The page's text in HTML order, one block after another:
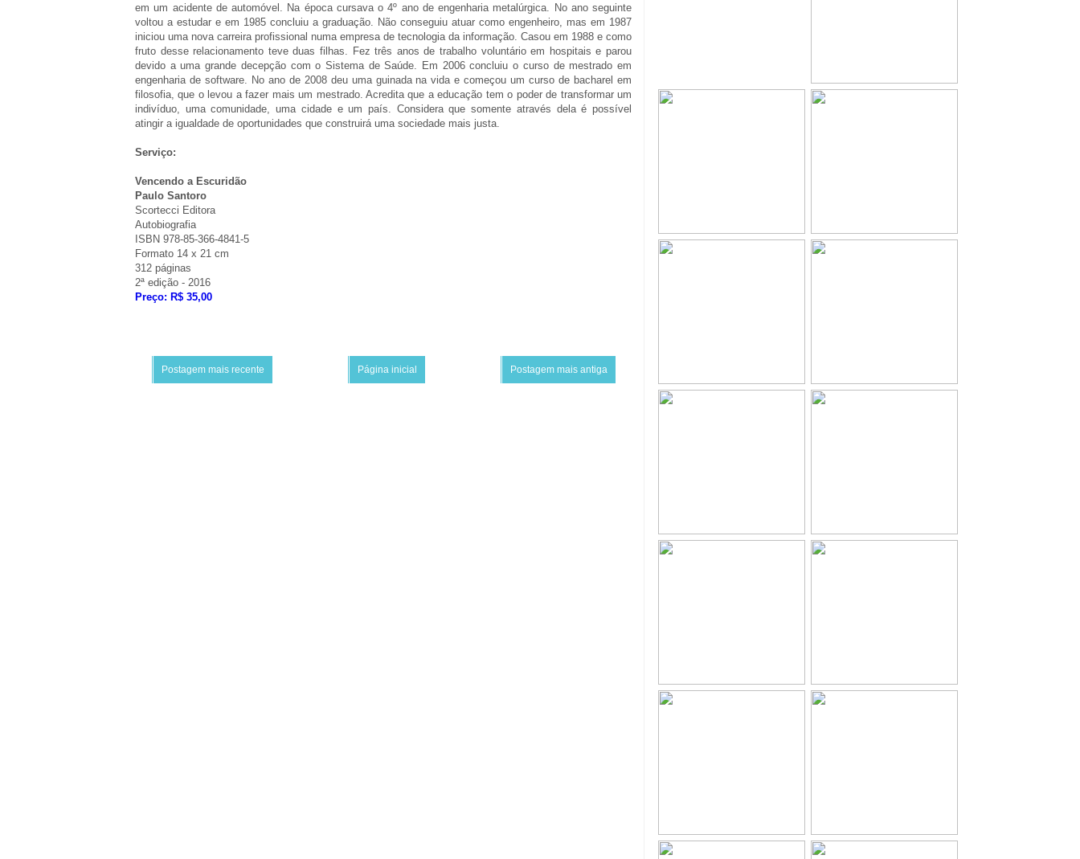
em um acidente de automóvel. Na época cursava o 4º ano de engenharia metalúrgica. No ano seguinte
voltou a estudar e em 1985 concluiu a graduação. Não conseguiu atuar como engenheiro, mas em 1987
iniciou uma nova carreira profissional numa empresa de tecnologia da informação. Casou em 1988 e como
fruto desse relacionamento teve duas filhas. Fez três anos de trabalho voluntário em hospitais e parou
devido a uma grande decepção com o Sistema de Saúde. Em 2006 concluiu o curso de mestrado em
engenharia de software. No ano de 2008 deu uma guinada na vida e começou um curso de bacharel em
filosofia, que o levou a fazer mais um mestrado. Acredita que a educação tem o poder de transformar um
indivíduo, uma comunidade, uma cidade e um país. Considera que somente através dela é possível
atingir a igualdade de oportunidades que construirá uma sociedade mais justa.
Serviço:
Vencendo a Escuridão
Paulo Santoro
Scortecci Editora
Autobiografia
ISBN 978-85-366-4841-5
Formato 14 x 21 cm
312 páginas
2ª edição - 2016
Preço: R$ 35,00
Postagem mais recente Postagem mais antiga
Página inicial